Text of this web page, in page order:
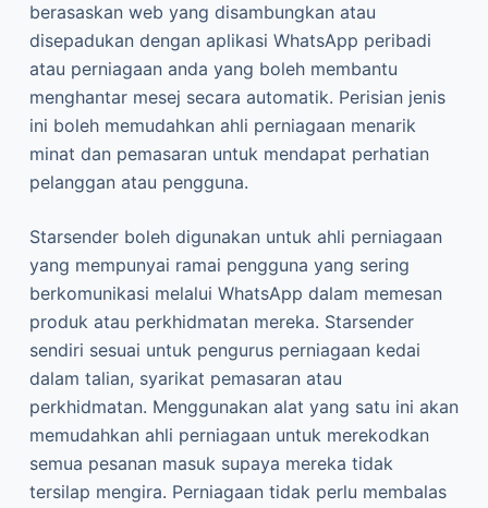
berasaskan web yang disambungkan atau
disepadukan dengan aplikasi WhatsApp peribadi
atau perniagaan anda yang boleh membantu
menghantar mesej secara automatik. Perisian jenis
ini boleh memudahkan ahli perniagaan menarik
minat dan pemasaran untuk mendapat perhatian
pelanggan atau pengguna.
Starsender boleh digunakan untuk ahli perniagaan
yang mempunyai ramai pengguna yang sering
berkomunikasi melalui WhatsApp dalam memesan
produk atau perkhidmatan mereka. Starsender
sendiri sesuai untuk pengurus perniagaan kedai
dalam talian, syarikat pemasaran atau
perkhidmatan. Menggunakan alat yang satu ini akan
memudahkan ahli perniagaan untuk merekodkan
semua pesanan masuk supaya mereka tidak
tersilap mengira. Perniagaan tidak perlu membalas